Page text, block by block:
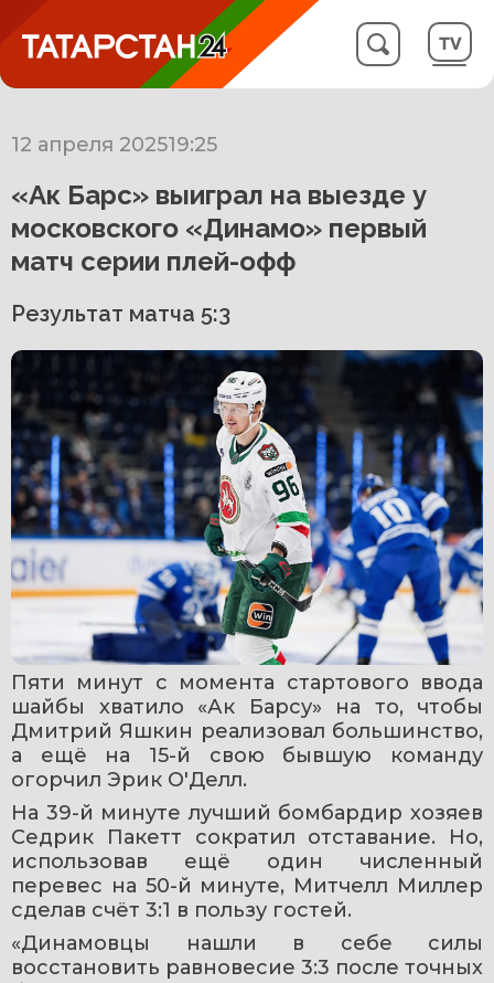
12 апреля 202519:25
«Ак Барс» выиграл на выезде у
московского «Динамо» первый
матч серии плей-офф
Результат матча 5:3
Пяти минут с момента стартового ввода
шайбы хватило «Ак Барсу» на то, чтобы
Дмитрий Яшкин реализовал большинство,
а ещё на 15-й свою бывшую команду
огорчил Эрик О'Делл.
На 39-й минуте лучший бомбардир хозяев
Седрик Пакетт сократил отставание. Но,
использовав ещё один численный
перевес на 50-й минуте, Митчелл Миллер
сделав счёт 3:1 в пользу гостей.
«Динамовцы нашли в себе силы
восстановить равновесие 3:3 после точных